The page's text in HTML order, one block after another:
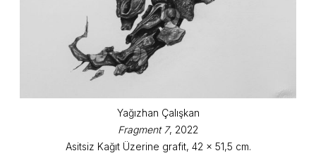
Yağızhan Çalışkan
Fragment 7, 2022
Asitsiz Kağıt Üzerine grafit, 42 x 51,5 cm.